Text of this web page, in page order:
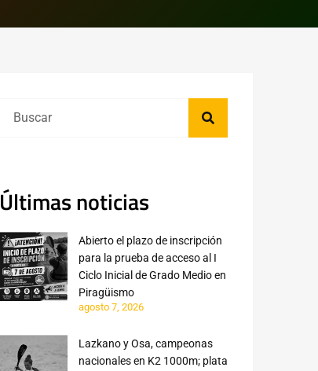
Últimas noticias
Abierto el plazo de inscripción
para la prueba de acceso al I
Ciclo Inicial de Grado Medio en
Piragüismo
agosto 7, 2026
Lazkano y Osa, campeonas
nacionales en K2 1000m; plata